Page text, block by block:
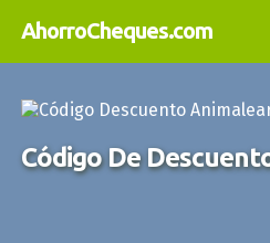
AhorroCheques.com
Código De